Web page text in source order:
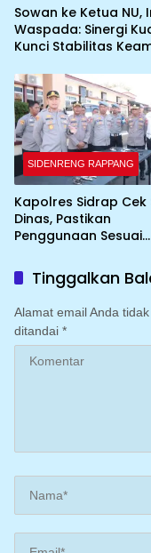
Sowan ke Ketua NU,
Waspada: Sinergi
Kunci Stabilitas
SIDENRENG RAPPANG
Kapolres Sidrap Cek
Dinas, Pastikan
Penggunaan Sesuai
Tinggalkan
Alamat email Anda
ditandai *